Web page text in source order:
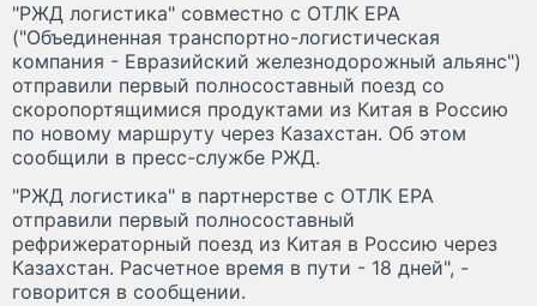
"РЖД логистика" совместно с ОТЛК ЕРА
("Объединенная транспортно-логистическая
компания - Евразийский железнодорожный альянс")
отправили первый полносоставный поезд со
скоропортящимися продуктами из Китая в Россию
по новому маршруту через Казахстан. Об этом
сообщили в пресс-службе РЖД.
"РЖД логистика" в партнерстве с ОТЛК ЕРА
отправили первый полносоставный
рефрижераторный поезд из Китая в Россию через
Казахстан. Расчетное время в пути - 18 дней", -
говорится в сообщении.